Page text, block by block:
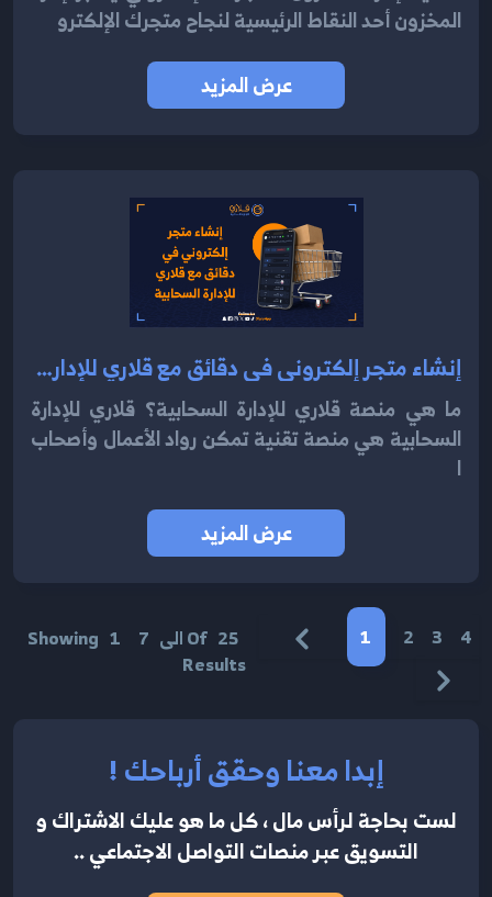
المخزون أحد النقاط الرئيسية لنجاح متجرك الإلكترو
عرض المزيد
إنشاء متجر إلكتروني في دقائق مع قلاري للإدارة السحابية 2024
ما هي منصة قلاري للإدارة السحابية؟ قلاري للإدارة
السحابية هي منصة تقنية تمكن رواد الأعمال وأصحاب
ا
عرض المزيد
Showing 1 الى 7 Of 25
Results
1 2 3 4
إبدا معنا وحقق أرباحك !
لست بحاجة لرأس مال ، كل ما هو عليك الاشتراكو
التسويق عبر منصات التواصل الاجتماعي ..